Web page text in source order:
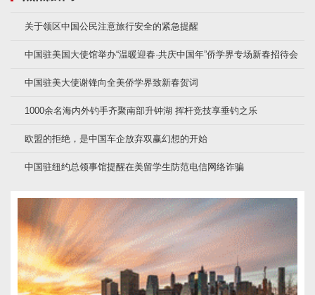
关于领区中国公民注意旅行安全的紧急提醒
中国驻美国大使馆举办“温暖迎春·共庆中国年”侨学界专场新春招待会
中国驻美大使谢锋向全美侨学界致新春贺词
1000余名海内外钓手齐聚南部升钟湖 挥杆竞技享垂钓之乐
欧盟的拒绝，是中国车企放弃双赢幻想的开始
中国驻纽约总领事馆提醒在美留学生防范电信网络诈骗